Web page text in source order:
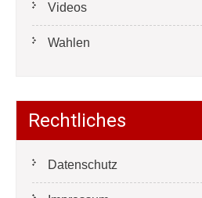
Videos
Wahlen
Rechtliches
Datenschutz